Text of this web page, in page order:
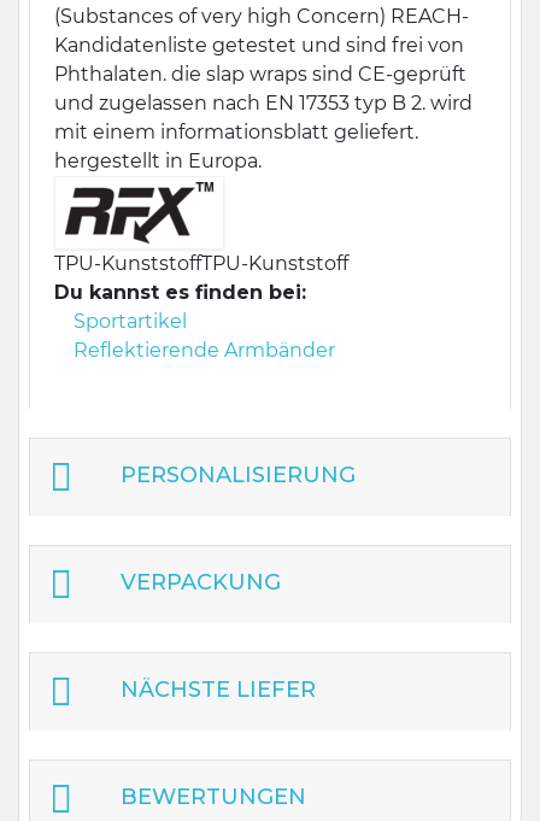
(Substances of very high Concern) REACH-
Kandidatenliste getestet und sind frei von
Phthalaten. die slap wraps sind CE-geprüft
und zugelassen nach EN 17353 typ B 2. wird
mit einem informationsblatt geliefert.
hergestellt in Europa.
TPU-KunststoffTPU-Kunststoff
Du kannst es finden bei:
Sportartikel
Reflektierende Armbänder
PERSONALISIERUNG
VERPACKUNG
NÄCHSTE LIEFER
BEWERTUNGEN